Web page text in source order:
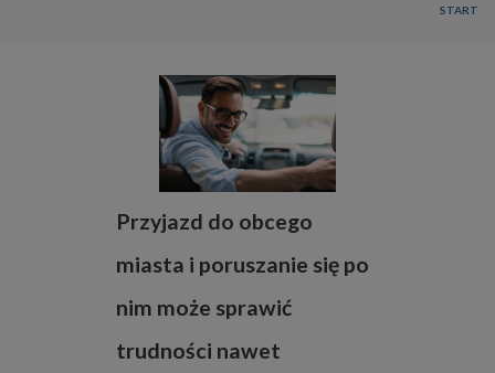
KOSZYK
HISTORIA
START
Przyjazd do obcego
miasta i poruszanie się po
nim może sprawić
trudności nawet